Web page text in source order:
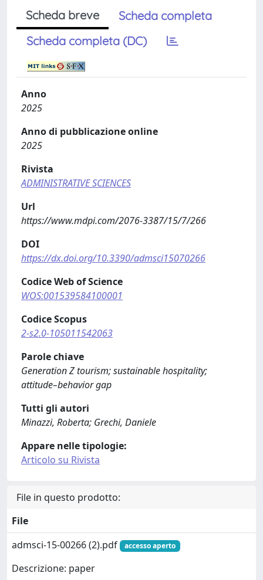
Scheda breve
Scheda completa
Scheda completa (DC)
Anno
2025
Anno di pubblicazione online
2025
Rivista
ADMINISTRATIVE SCIENCES
Url
https://www.mdpi.com/2076-3387/15/7/266
DOI
https://dx.doi.org/10.3390/admsci15070266
Codice Web of Science
WOS:001539584100001
Codice Scopus
2-s2.0-105011542063
Parole chiave
Generation Z tourism; sustainable hospitality;
attitude–behavior gap
Tutti gli autori
Minazzi, Roberta; Grechi, Daniele
Appare nelle tipologie:
Articolo su Rivista
File in questo prodotto:
File
admsci-15-00266 (2).pdf
accesso aperto
Descrizione: paper